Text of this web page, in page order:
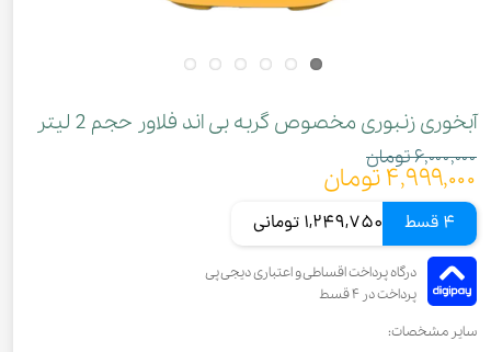
آبخوری زنبوری مخصوص گربه بی اند فلاور حجم 2 لیتر
۶,۰۰۰,۰۰۰ تومان
۴,۹۹۹,۰۰۰ تومان
4 قسط 1,249,750 تومانی
سایر مشخصات: